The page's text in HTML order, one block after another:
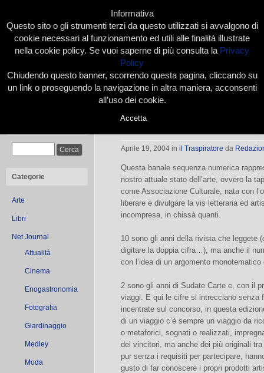
Home Presentazione Redazione Le nostre firme
Categorie
Arte
Libri
Net Journal
Attualità
Cinema
Enogastronomia
Fotografia
Giardinaggio
Medley
Moda
10 – 2 – 10 – 2
Aprile 19, 2004 in il Traspiratore da
Questa banale sequenza numerica
nostro attuale stato dell’arte, ovvero la
come Associazione Culturale, nata con
liberare e divulgare la vis letteraria ed
incompresa, in chissà quanti.
10 sono gli anni della rivista che leggete
digitare la doppia cifra…), ma anche il
con l’idea di un argomento
2 sono gli anni di Sudate Carte e, con il
viaggi. E qui le cifre si intrecciano senza
incentrate sul concorso, in questa
di un viaggio c’è sempre un viaggio da
o metaforici, sognati o realizzati,
dei vincitori, ma anche dei più originali
pur senza i requisiti per partecipare,
gusto di far conoscere i propri prodotti
Informativa
Questo sito o gli strumenti terzi da questo utilizzati si avvalgono di
cookie necessari al funzionamento ed utili alle finalità illustrate
nella cookie policy. Se vuoi saperne di più consulta la Privacy
Policy
Chiudendo questo banner, scorrendo questa pagina, cliccando su
un link o proseguendo la navigazione in altra maniera, acconsenti
all’uso dei cookie.
Accetta